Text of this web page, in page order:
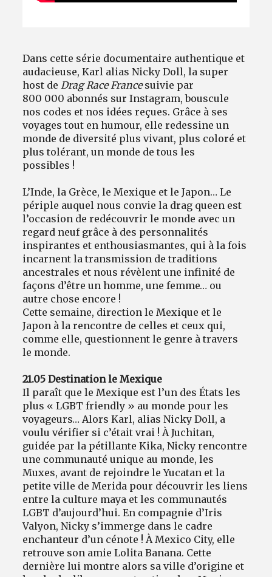
Dans cette série documentaire authentique et
audacieuse, Karl alias Nicky Doll, la super
host deDrag Race Francesuivie par
800 000 abonnés sur Instagram, bouscule
nos codes et nos idées reçues. Grâce à ses
voyages tout en humour, elle redessine un
monde de diversité plus vivant, plus coloré et
plus tolérant, un monde de tous les
possibles !
L’Inde, la Grèce, le Mexique et le Japon… Le
périple auquel nous convie la drag queen est
l’occasion de redécouvrir le monde avec un
regard neuf grâce à des personnalités
inspirantes et enthousiasmantes, qui à la fois
incarnent la transmission de traditions
ancestrales et nous révèlent une infinité de
façons d’être un homme, une femme… ou
autre chose encore !
Cette semaine, direction le Mexique et le
Japon à la rencontre de celles et ceux qui,
comme elle, questionnent le genre à travers
le monde.
21.05 Destination le Mexique
Il paraît que le Mexique est l’un des États les
plus « LGBT friendly » au monde pour les
voyageurs… Alors Karl, alias Nicky Doll, a
voulu vérifier si c’était vrai ! À Juchitan,
guidée par la pétillante Kika, Nicky rencontre
une communauté unique au monde, les
Muxes, avant de rejoindre le Yucatan et la
petite ville de Merida pour découvrir les liens
entre la culture maya et les communautés
LGBT d’aujourd’hui. En compagnie d’Iris
Valyon, Nicky s’immerge dans le cadre
enchanteur d’un cénote ! À Mexico City, elle
retrouve son amie Lolita Banana. Cette
dernière lui montre alors sa ville d’origine et